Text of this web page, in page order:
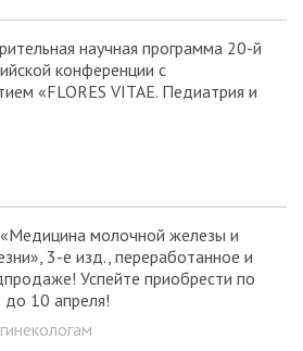
научная программа 20-й
конференции с
«FLORES VITAE. Педиатрия и
молочной железы и
3-е изд., переработанное и
Успейте приобрести по
до 10 апреля!